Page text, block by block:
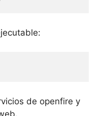
de openfire y